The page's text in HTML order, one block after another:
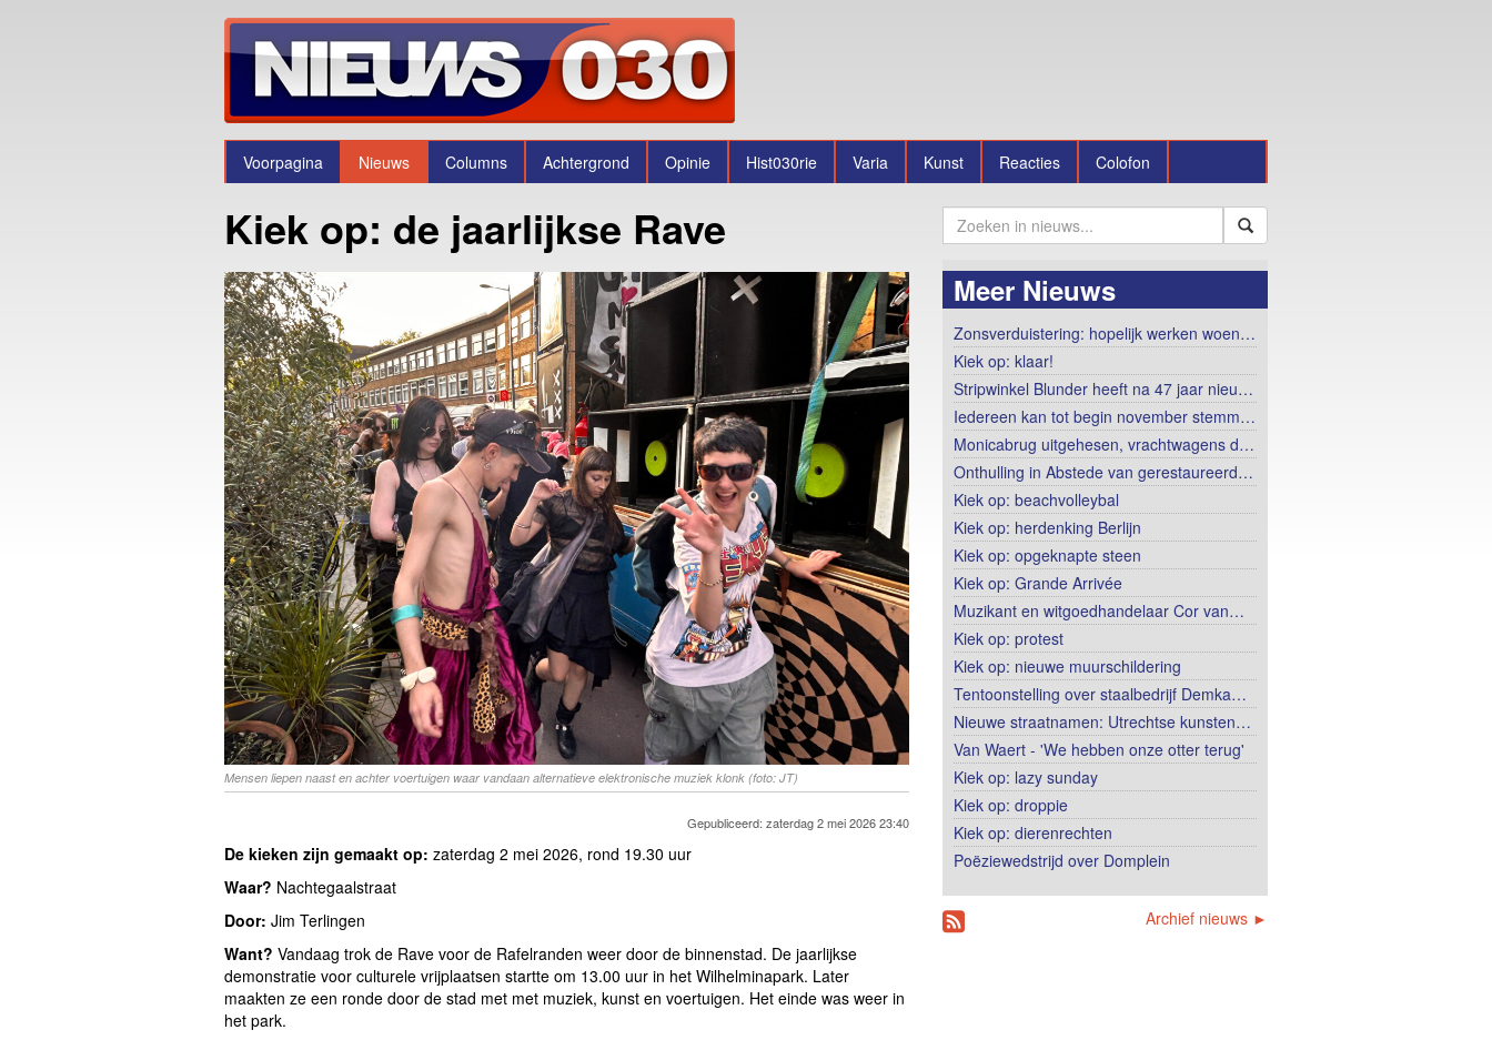
Voorpagina Nieuws Columns Achtergrond Opinie Hist030rie Varia Kunst Reacties Colofon
Kiek op: de jaarlijkse Rave
Mensen liepen naast en achter voertuigen waar vandaan alternatieve elektronische muziek klonk (foto: JT)
Gepubliceerd: zaterdag 2 mei 2026 23:40
De kieken zijn gemaakt op: zaterdag 2 mei 2026, rond 19.30 uur
Waar? Nachtegaalstraat
Door: Jim Terlingen
Want? Vandaag trok de Rave voor de Rafelranden weer door de binnenstad. De jaarlijkse
demonstratie voor culturele vrijplaatsen startte om 13.00 uur in het Wilhelminapark. Later
maakten ze een ronde door de stad met met muziek, kunst en voertuigen. Het einde was weer in
het park.
Meer Nieuws
Zonsverduistering: hopelijk werken woen…
Kiek op: klaar!
Stripwinkel Blunder heeft na 47 jaar nieu…
Iedereen kan tot begin november stemm…
Monicabrug uitgehesen, vrachtwagens d…
Onthulling in Abstede van gerestaureerd…
Kiek op: beachvolleybal
Kiek op: herdenking Berlijn
Kiek op: opgeknapte steen
Kiek op: Grande Arrivée
Muzikant en witgoedhandelaar Cor van…
Kiek op: protest
Kiek op: nieuwe muurschildering
Tentoonstelling over staalbedrijf Demka…
Nieuwe straatnamen: Utrechtse kunsten…
Van Waert - 'We hebben onze otter terug'
Kiek op: lazy sunday
Kiek op: droppie
Kiek op: dierenrechten
Poëziewedstrijd over Domplein
Archief nieuws ►